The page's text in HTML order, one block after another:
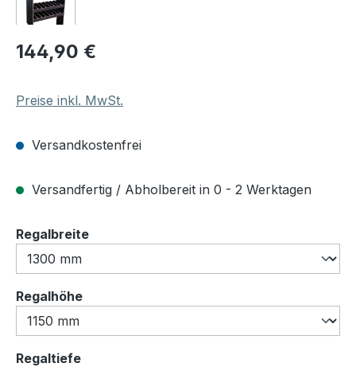
Regulärer Preis:
144,90 €
Preise inkl. MwSt.
Versandkostenfrei
Versandfertig / Abholbereit in 0 - 2 Werktagen
Regalbreiteauswählen
Regalhöheauswählen
Regaltiefeauswählen